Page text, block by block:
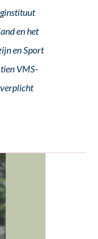
en het
en Sport
VMS-
verplicht